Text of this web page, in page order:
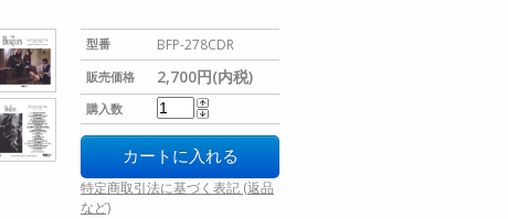
型番 BFP-278CDR
販売価格 2,700円(内税)
購入数
特定商取引法に基づく表記 (返品
など)